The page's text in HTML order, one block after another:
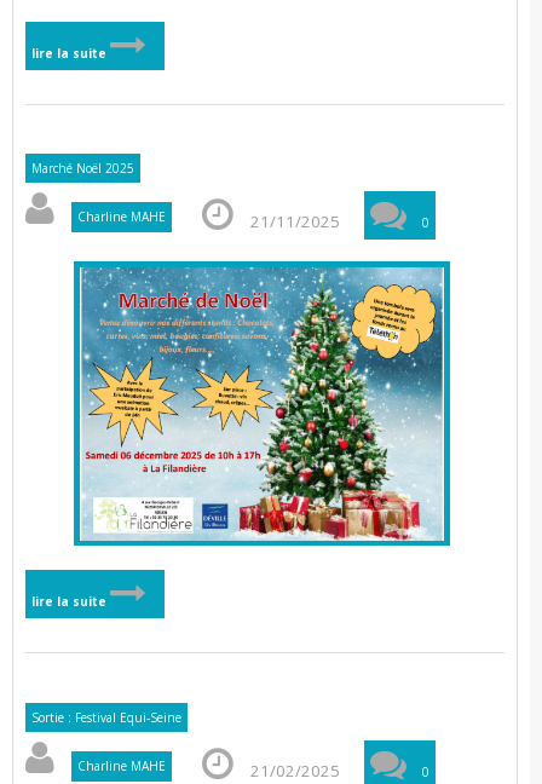
lire la suite
Marché Noël 2025
Charline MAHE 21/11/2025 0
lire la suite
Sortie : Festival Equi-Seine
Charline MAHE 21/02/2025 0